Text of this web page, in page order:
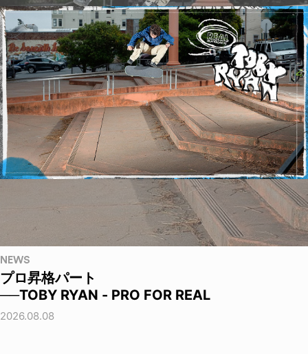
NEWS
プロ昇格パート
──TOBY RYAN - PRO FOR REAL
2026.08.08